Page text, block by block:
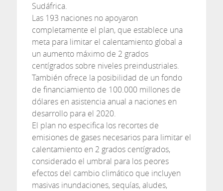
Sudáfrica.
Las 193 naciones no apoyaron
completamente el plan, que establece una
meta para limitar el calentamiento global a
un aumento máximo de 2 grados
centígrados sobre niveles preindustriales.
También ofrece la posibilidad de un fondo
de financiamiento de 100.000 millones de
dólares en asistencia anual a naciones en
desarrollo para el 2020.
El plan no especifica los recortes de
emisiones de gases necesarios para limitar el
calentamiento en 2 grados centígrados,
considerado el umbral para los peores
efectos del cambio climático que incluyen
masivas inundaciones, sequías, aludes,